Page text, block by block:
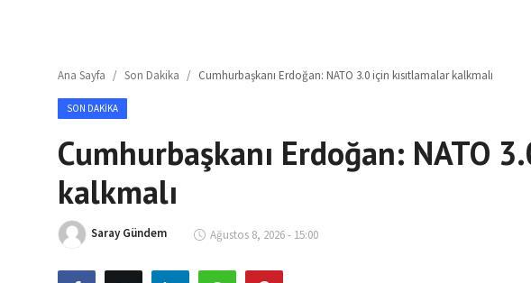
Son Dakika
Magazin Haberleri
Ana Sayfa Son Dakika Cumhurbaşkanı Erdoğan: NATO 3.0 için kısıtlamalar kalkmalı
SON DAKIKA
Cumhurbaşkanı Erdoğan: NATO
kalkmalı
Saray Gündem Ağustos 8, 2026 - 15:00